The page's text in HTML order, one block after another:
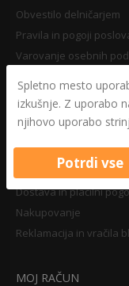
Obvestilo delničarjem
Pravila in pogoji
Varovanje osebnih
Pravilnik o zasebnosti
Pravno obvestilo
NAKUPOVANJE
Dostava in plačilni
Nakupovanje
Reklamacija in vračila
MOJ RAČUN
Spletno mesto
izkušnje. Z uporabo
njihovo uporabo
Potrdi vse